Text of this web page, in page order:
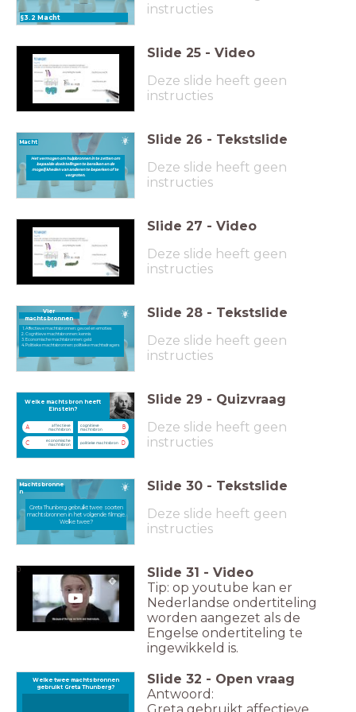
§3.2 Macht
instructies
Slide 25 - Video
Deze slide heeft geen
instructies
Macht
Het vermogen om hulpbronnen in te zetten om
bepaalde doelstellingen te bereiken en de
mogelijkheden van anderen te beperken of te
vergroten.
Slide 26 - Tekstslide
Deze slide heeft geen
instructies
Slide 27 - Video
Deze slide heeft geen
instructies
Vier
machtsbronnen
Affectieve machtsbronnen: gevoel en emoties
Cognitieve machtsbronnen: kennis
Economische machtsbronnen: geld
Politieke machtsbronnen: politieke machtsdragers
Slide 28 - Tekstslide
Deze slide heeft geen
instructies
Welke machtsbron heeft Einstein?
Welke machtsbron heeft
Einstein?
A
affectieve
machtsbron
B
cognitieve
machtsbron
C
economische
machtsbron
D
politieke machtsbron
Slide 29 - Quizvraag
Deze slide heeft geen
instructies
Machtsbronne
n
Greta Thunberg gebruikt twee soorten
machtsbronnen in het volgende filmpje.
Welke twee?
Slide 30 - Tekstslide
Deze slide heeft geen
instructies
0 Slide 31 - Video
Tip: op youtube kan er
Nederlandse ondertiteling
worden aangezet als de
Engelse ondertiteling te
ingewikkeld is.
Welke twee machtsbronnen gebruikt Greta Thunberg?
Welke twee machtsbronnen
gebruikt Greta Thunberg?
Slide 32 - Open vraag
Antwoord: